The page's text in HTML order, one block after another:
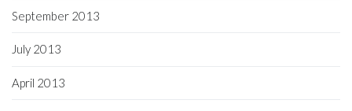
September 2013
July 2013
April 2013